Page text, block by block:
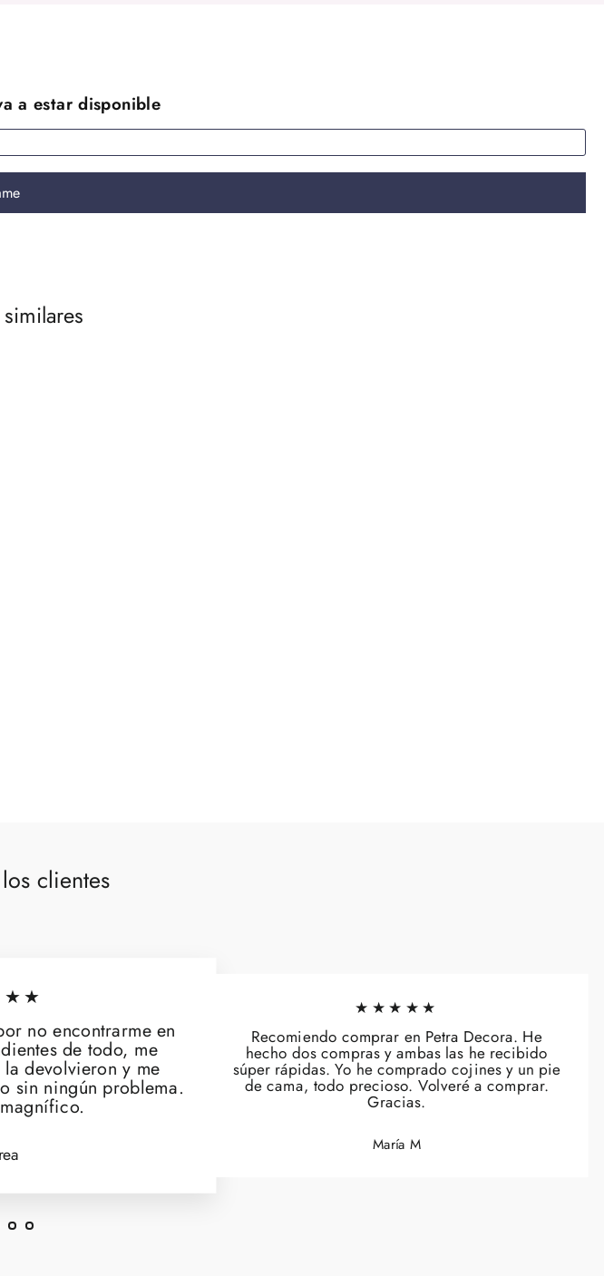
clientes
no encontrarme en
de todo, me
devolvieron y me
sin ningún problema.
★★★★★
Recomiendo comprar en Petra Decora. He
hecho dos compras y ambas las he recibido
súper rápidas. Yo he comprado cojines y un pie
de cama, todo precioso. Volveré a comprar.
Gracias.
María M